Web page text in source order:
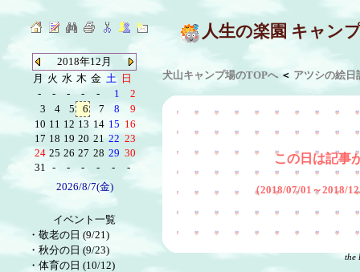
2018年12月
月 火 水 木 金 土 日
-
- - - - 1
2
3
4 5 6 7 8
9
10 11 12 13 14 15 16
17 18 19 20 21 22 23
24 25 26 27 28 29 30
31 - - - - -
-
2026/8/7(金)
イベント一覧
・ 敬老の日 (9/21)
・ 秋分の日 (9/23)
・ 体育の日 (10/12)
人生の楽園 キャン
犬山キャンプ場のTOPへ＜ アツシの絵日
この日は記事
（2018/07/01～2018/
the